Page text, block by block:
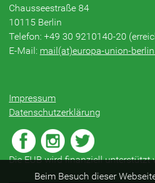
Chausseestraße 84
10115 Berlin
Telefon: +49 30 9210140-20
E-Mail: mail(at)europa-union-
Impressum
Datenschutzerklärung
Die EUB wird finanziell unterstützt
Beim Besuch dieser